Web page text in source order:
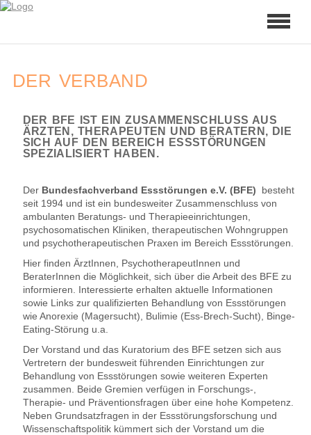
DER VERBAND
DER BFE IST EIN ZUSAMMENSCHLUSS AUS
ÄRZTEN, THERAPEUTEN UND BERATERN, DIE
SICH AUF DEN BEREICH ESSSTÖRUNGEN
SPEZIALISIERT HABEN.
Der Bundesfachverband Essstörungen e.V. (BFE) besteht
seit 1994 und ist ein bundesweiter Zusammenschluss von
ambulanten Beratungs- und Therapieeinrichtungen,
psychosomatischen Kliniken, therapeutischen Wohngruppen
und psychotherapeutischen Praxen im Bereich Essstörungen.
Hier finden ÄrztInnen, PsychotherapeutInnen und
BeraterInnen die Möglichkeit, sich über die Arbeit des BFE zu
informieren. Interessierte erhalten aktuelle Informationen
sowie Links zur qualifizierten Behandlung von Essstörungen
wie Anorexie (Magersucht), Bulimie (Ess-Brech-Sucht), Binge-
Eating-Störung u.a.
Der Vorstand und das Kuratorium des BFE setzen sich aus
Vertretern der bundesweit führenden Einrichtungen zur
Behandlung von Essstörungen sowie weiteren Experten
zusammen. Beide Gremien verfügen in Forschungs-,
Therapie- und Präventionsfragen über eine hohe Kompetenz.
Neben Grundsatzfragen in der Essstörungsforschung und
Wissenschaftspolitik kümmert sich der Vorstand um die